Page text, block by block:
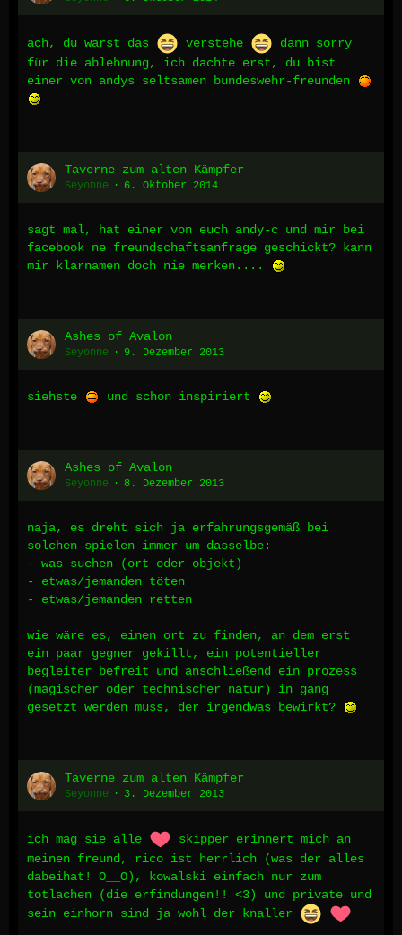
ach, du warst das verstehe
dann sorry
für die ablehnung, ich dachte erst, du bist
einer von andys seltsamen bundeswehr-freunden
Taverne zum alten Kämpfer
Seyonne 6. Oktober 2014
sagt mal, hat einer von euch andy-c und mir bei
facebook ne freundschaftsanfrage geschickt? kann
mir klarnamen doch nie merken....
Ashes of Avalon
Seyonne 9. Dezember 2013
siehste und schon inspiriert
Ashes of Avalon
Seyonne 8. Dezember 2013
naja, es dreht sich ja erfahrungsgemäß bei
solchen spielen immer um dasselbe:
- was suchen (ort oder objekt)
- etwas/jemanden töten
- etwas/jemanden retten
wie wäre es, einen ort zu finden, an dem erst
ein paar gegner gekillt, ein potentieller
begleiter befreit und anschließend ein prozess
(magischer oder technischer natur) in gang
gesetzt werden muss, der irgendwas bewirkt?
Taverne zum alten Kämpfer
Seyonne 3. Dezember 2013
ich mag sie alle
skipper erinnert mich an
meinen freund, rico ist herrlich (was der alles
dabeihat! O__O), kowalski einfach nur zum
totlachen (die erfindungen!! <3) und private und
sein einhorn sind ja wohl der knaller